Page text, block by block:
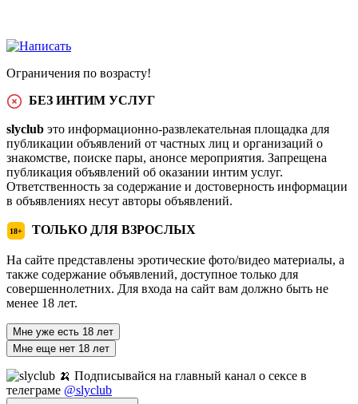
Ограничения по возрасту!
БЕЗ ИНТИМ УСЛУГ
slyclub это информационно-развлекательная площадка для
публикации объявлений от частных лиц и организаций о
знакомстве, поиске пары, анонсе мероприятия. Запрещена
публикация объявлений об оказании интим услуг.
Ответственность за содержание и достоверность информации
в объявлениях несут авторы объявлений.
18+ ТОЛЬКО ДЛЯ ВЗРОСЛЫХ
На сайте представлены эротические фото/видео материалы, а
также содержание объявлений, доступное только для
совершеннолетних. Для входа на сайт вам должно быть не
менее 18 лет.
Мне уже есть 18 лет
Мне еще нет 18 лет
🍌 Подписывайся на главный канал о сексе в
телеграме @slyclub